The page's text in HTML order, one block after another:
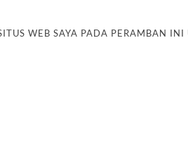
WEB SAYA PADA PERAMBAN INI